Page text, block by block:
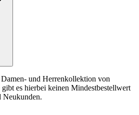
und Herrenkollektion von
es hierbei keinen Mindestbestellwert
Neukunden.